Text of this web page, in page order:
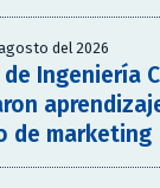
del 2026
Ingeniería
de marketing